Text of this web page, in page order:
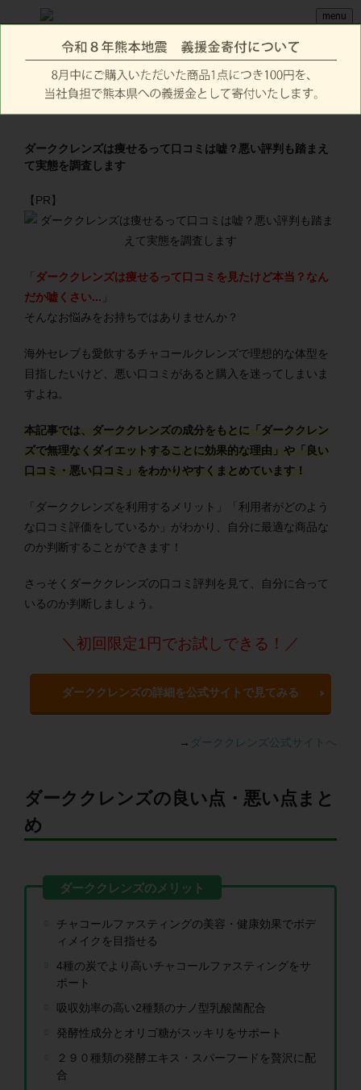
menu
ダーククレンズは痩せるって口コミは嘘？悪い評判も踏まえ
て実態を調査します
【PR】
ダーククレンズは痩せるって口コミを見たけど本当？なん
だか嘘くさい...
そんなお悩みをお持ちではありませんか？
海外セレブも愛飲するチャコールクレンズで理想的な体型を
目指したいけど、悪い口コミがあると購入を迷ってしまいま
すよね。
本記事では、ダーククレンズの成分をもとに「ダーククレン
ズで無理なくダイエットすることに効果的な理由」や「良い
口コミ・悪い口コミ」をわかりやすくまとめています！
「ダーククレンズを利用するメリット」「利用者がどのよう
な口コミ評価をしているか」がわかり、自分に最適な商品な
のか判断することができます！
さっそくダーククレンズの口コミ評判を見て、自分に合って
いるのか判断しましょう。
＼初回限定1円でお試しできる！／
ダーククレンズの詳細を公式サイトで見てみる
→ ダーククレンズ公式サイトへ
ダーククレンズの良い点・悪い点まと
め
チャコールファスティングの美容・健康効果でボデ
ィメイクを目指せる
4種の炭でより高いチャコールファスティングをサ
ポート
吸収効率の高い2種類のナノ型乳酸菌配合
発酵性成分とオリゴ糖がスッキリをサポート
２９０種類の発酵エキス・スパーフードを贅沢に配
合